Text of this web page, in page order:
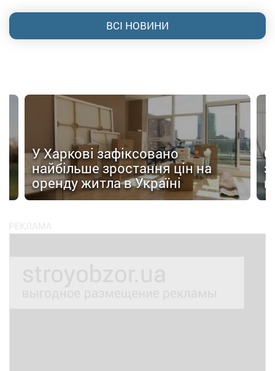
ВСІ НОВИНИ
У Харкові зафіксовано
найбільше зростання цін на
оренду житла в Україні